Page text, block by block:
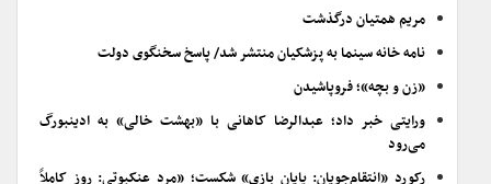
مریم همتیان درگذشت
نامه خانه سینما به پزشکیان منتشر شد/ پاسخ سخنگوی دولت
«زن و بچه»؛ فروپاشیدن
ورایتی خبر داد؛ عبدالرضا کاهانی با «بهشت خالی» به ادینبورگ
می‌رود
رکورد «انتقام‌جویان: پایان بازی» شکست؛ «مرد عنکبوتی: روز کاملاً